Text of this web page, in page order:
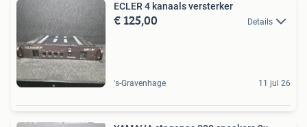
ECLER 4 kanaals versterker
€ 125,00 Details
's-Gravenhage 11 jul 26